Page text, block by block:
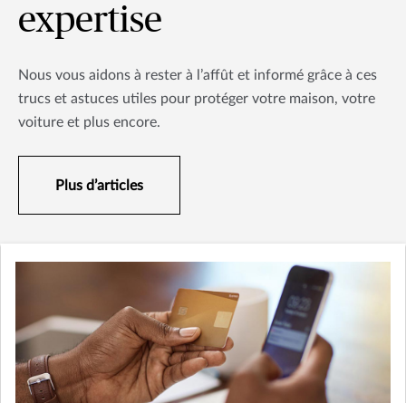
expertise
Nous vous aidons à rester à l’affût et informé grâce à ces
trucs et astuces utiles pour protéger votre maison, votre
voiture et plus encore.
Plus d’articles